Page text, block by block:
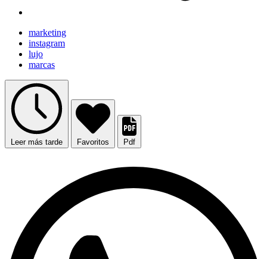
marketing
instagram
lujo
marcas
Leer más tarde Favoritos Pdf